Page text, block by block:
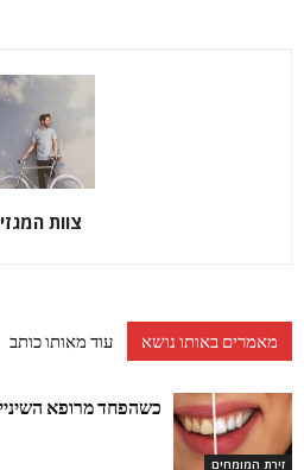
צוות
מאמרים באותו נושא עוד מאותו כותב
זירת המומחים
כשהפחד מרופא